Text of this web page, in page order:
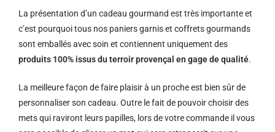
La présentation d’un cadeau gourmand est très importante et
c’est pourquoi tous nos paniers garnis et coffrets gourmands
sont emballés avec soin et contiennent uniquement des
produits 100% issus du terroir provençal en gage de qualité.
La meilleure façon de faire plaisir à un proche est bien sûr de
personnaliser son cadeau. Outre le fait de pouvoir choisir des
mets qui raviront leurs papilles, lors de votre commande il vous